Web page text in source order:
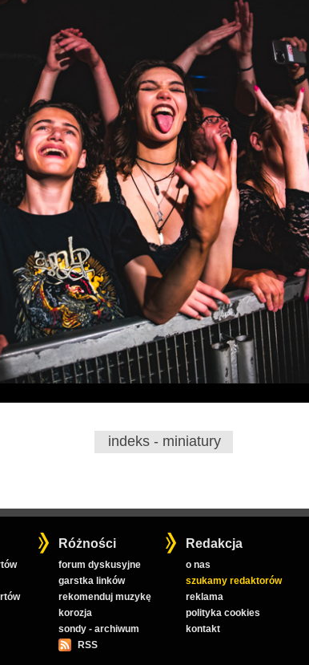
indeks - miniatury
Różności
forum dyskusyjne
garstka linków
rekomenduj muzykę
korozja
sondy - archiwum
RSS
Redakcja
o nas
szukamy redaktorów
reklama
polityka cookies
kontakt